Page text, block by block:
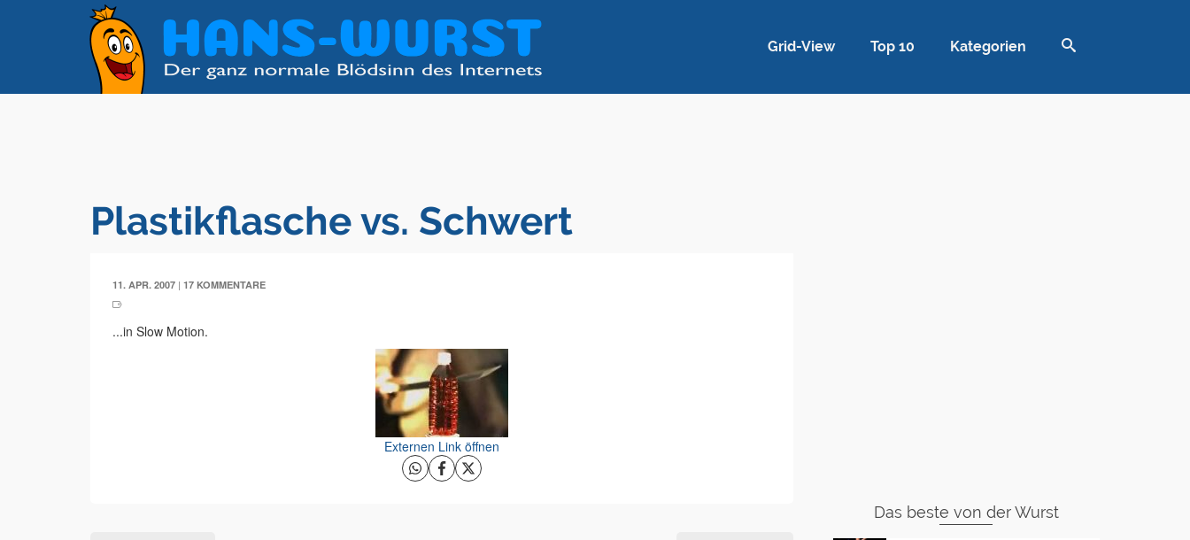
Grid-View Top 10 Kategorien
Plastikflasche vs. Schwert
11. APR. 2007 | 17 KOMMENTARE
...in Slow Motion.
Externen Link öffnen
Das beste von der Wurst